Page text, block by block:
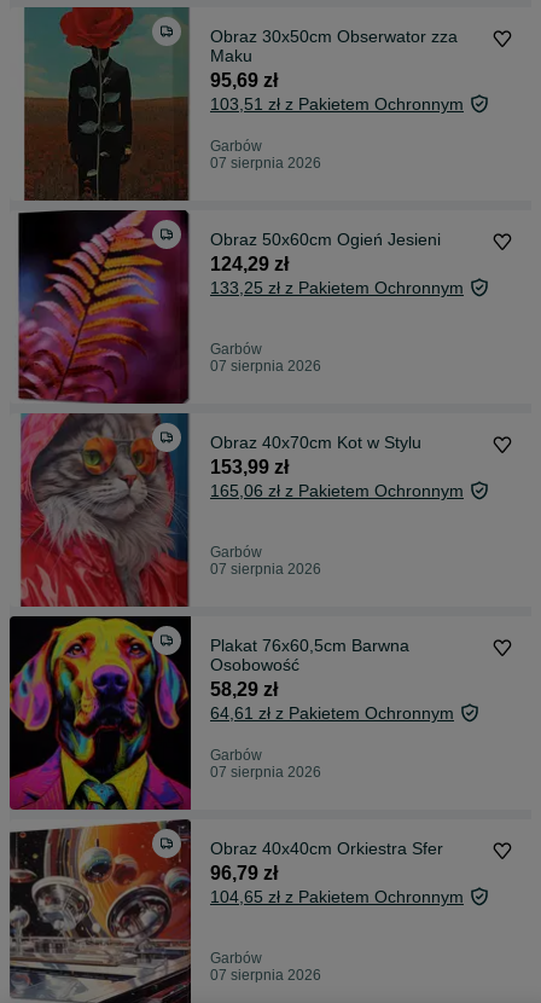
Obraz 30x50cm Obserwator zza
Maku
95,69 zł
103,51 zł z Pakietem Ochronnym
Garbów
07 sierpnia 2026
Obraz 50x60cm Ogień Jesieni
124,29 zł
133,25 zł z Pakietem Ochronnym
Garbów
07 sierpnia 2026
Obraz 40x70cm Kot w Stylu
153,99 zł
165,06 zł z Pakietem Ochronnym
Garbów
07 sierpnia 2026
Plakat 76x60,5cm Barwna
Osobowość
58,29 zł
64,61 zł z Pakietem Ochronnym
Garbów
07 sierpnia 2026
Obraz 40x40cm Orkiestra Sfer
96,79 zł
104,65 zł z Pakietem Ochronnym
Garbów
07 sierpnia 2026